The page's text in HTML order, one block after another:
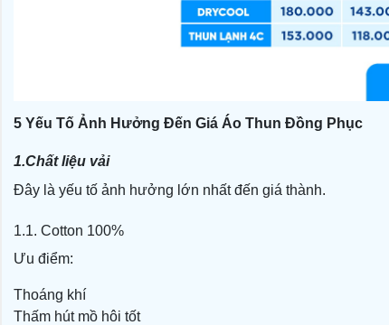
5 Yếu Tố Ảnh Hưởng Đến Giá Áo Thun Đồng Phục
1.Chất liệu vải
Đây là yếu tố ảnh hưởng lớn nhất đến giá thành.
1.1. Cotton 100%
Ưu điểm:
Thoáng khí
Thấm hút mồ hôi tốt